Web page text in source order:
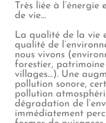
Très liée à
de vie…
La qualité de la vie
qualité de
nous vivons
forestier,
villages…). Une
pollution sonore,
pollution
dégradation de
immédiatement